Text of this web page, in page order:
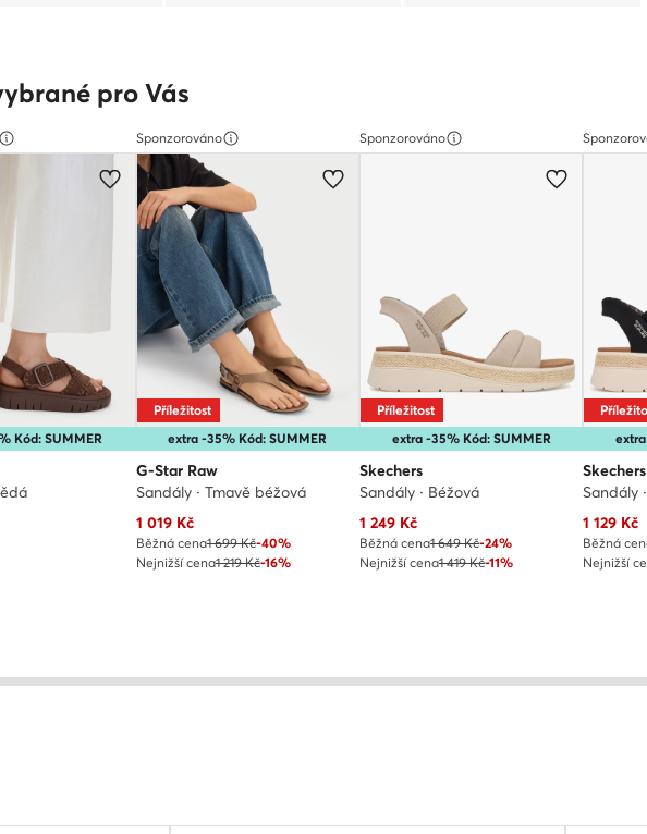
pro Vás
Kód: SUMMER
Sponzorováno
extra -35% Kód: SUMMER
Příležitost
G-Star Raw
Sandály · Tmavě béžová
Aktuální cena
1 019Kč
Běžná cena1 699 Kč-40%
Nejnižší cena1 219 Kč-16%
Sponzorováno
extra -35% Kód: SUMMER
Příležitost
Skechers
Sandály · Béžová
Aktuální cena
1 249Kč
Běžná cena1 649 Kč-24%
Nejnižší cena1 419 Kč-11%
Skechers
Sandály
Aktuální
1 129 Kč
Běžná
Nejnižší